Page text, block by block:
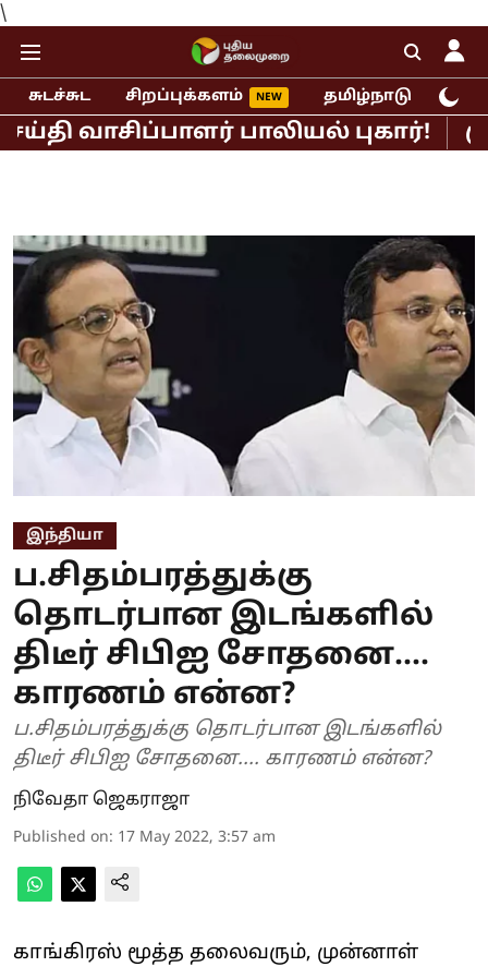
\
சுடச்சுட சிறப்புக்களம் தமிழ்நாடு
பாலியல் புகார்! முதல்வர்
இந்தியா
ப.சிதம்பரத்துக்கு
தொடர்பான இடங்களில்
திடீர் சிபிஐ சோதனை....
காரணம் என்ன?
ப.சிதம்பரத்துக்கு தொடர்பான இடங்களில்
திடீர் சிபிஐ சோதனை.... காரணம் என்ன?
நிவேதா ஜெகராஜா
Published on: 17 May 2022, 3:57 am
காங்கிரஸ் மூத்த தலைவரும், முன்னாள்